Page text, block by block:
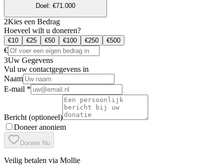
Doel: €71.000
2Kies een Bedrag
Hoeveel wilt u doneren?
€10 €25 €50 €100 €250 €500
€
3Uw Gegevens
Vul uw contactgegevens in
Naam
E-mail *
Bericht (optioneel)
Doneer anoniem
Doneer Nu
Veilig betalen via Mollie